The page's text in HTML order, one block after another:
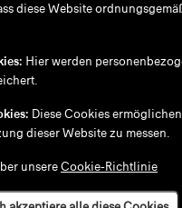
diese Website
Hier werden
Diese Cookies
dieser Website zu messen.
unsereCookie-Richtlinie